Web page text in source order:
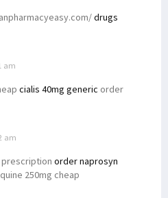
drugs
am
cialis 40mg generic order
am
order naprosyn
250mg cheap